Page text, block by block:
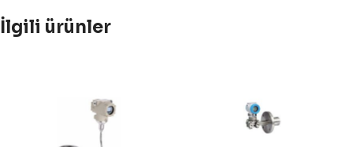
İlgili ürünler